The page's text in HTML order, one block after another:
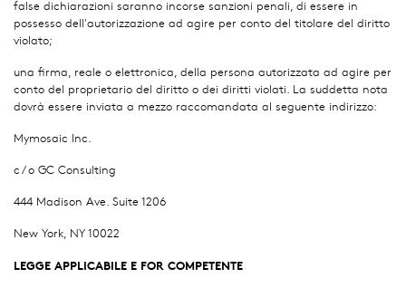
false dichiarazioni saranno incorse sanzioni penali, di essere in
possesso dell'autorizzazione ad agire per conto del titolare del diritto
violato;
una firma, reale o elettronica, della persona autorizzata ad agire per
conto del proprietario del diritto o dei diritti violati. La suddetta nota
dovrà essere inviata a mezzo raccomandata al seguente indirizzo:
Mymosaic Inc.
c / o GC Consulting
444 Madison Ave. Suite 1206
New York, NY 10022
LEGGE APPLICABILE E FOR COMPETENTE